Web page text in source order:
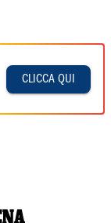
CLICCA QUI